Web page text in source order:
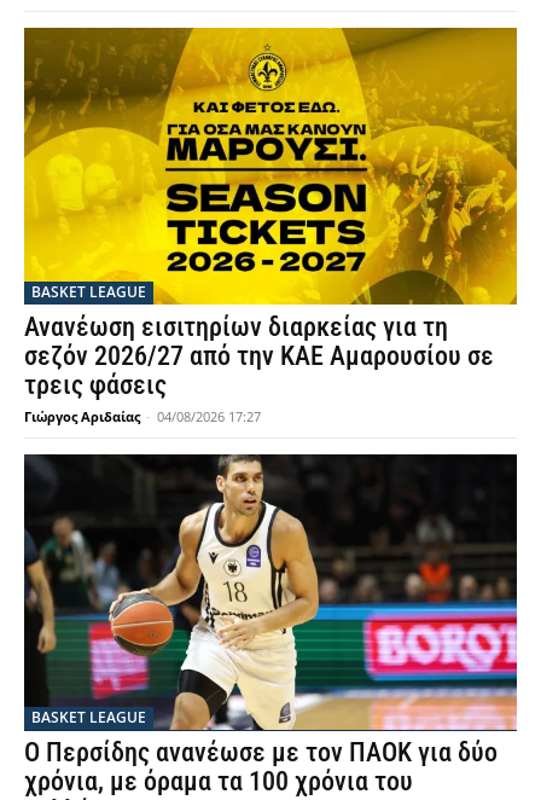
BASKET LEAGUE
Ανανέωση εισιτηρίων διαρκείας για τη
σεζόν 2026/27 από την ΚΑΕ Αμαρουσίου σε
τρεις φάσεις
Γιώργος Αριδαίας - 04/08/2026 17:27
BASKET LEAGUE
Ο Περσίδης ανανέωσε με τον ΠΑΟΚ για δύο
χρόνια, με όραμα τα 100 χρόνια του